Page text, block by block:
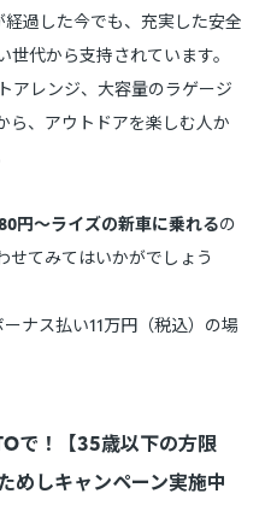
過した今でも、充実した安全
代から支持されています。
アレンジ、大容量のラゲージ
ら、アウトドアを楽しむ人か
円～ライズの新車に乗れるの
せてみてはいかがでしょう
ナス払い11万円（税込）の場
で！【35歳以下の方限
めしキャンペーン実施中